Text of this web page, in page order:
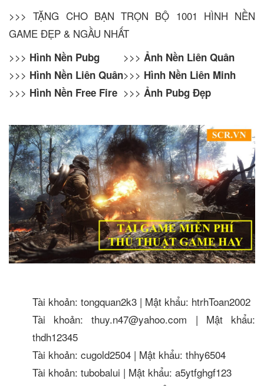
>>> TẶNG CHO BẠN TRỌN BỘ 1001 HÌNH NỀN
GAME ĐẸP & NGẦU NHẤT
>>> Hình Nền Pubg >>> Ảnh Nền Liên Quân
>>> Hình Nền Liên Quân>>> Hình Nền Liên Minh
>>> Hình Nền Free Fire >>> Ảnh Pubg Đẹp
Tài khoản: tongquan2k3 | Mật khẩu: htrhToan2002
Tài khoản: thuy.n47@yahoo.com | Mật khẩu:
thdh12345
Tài khoản: cugold2504 | Mật khẩu: thhy6504
Tài khoản: tubobalui | Mật khẩu: a5ytfghgf123